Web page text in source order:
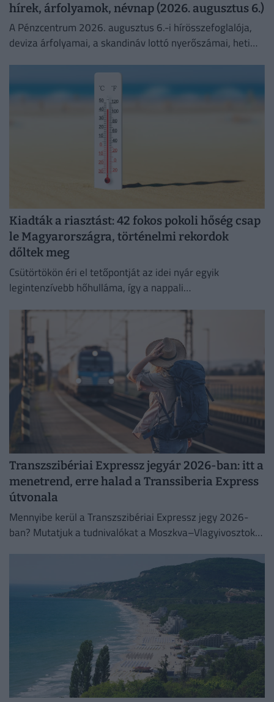
hírek, árfolyamok, névnap (2026. augusztus 6.)
A Pénzcentrum 2026. augusztus 6.-i hírösszefoglalója,
deviza árfolyamai, a skandináv lottó nyerőszámai, heti
Kiadták a riasztást: 42 fokos pokoli hőség csap
le Magyarországra, történelmi rekordok
dőltek meg
Csütörtökön éri el tetőpontját az idei nyár egyik
legintenzívebb hőhulláma, így a nappali
Transzszibériai Expressz jegyár 2026-ban: itt a
menetrend, erre halad a Transsiberia Express
útvonala
Mennyibe kerül a Transzszibériai Expressz jegy 2026-
ban? Mutatjuk a tudnivalókat a Moszkva–Vlagyivosztok